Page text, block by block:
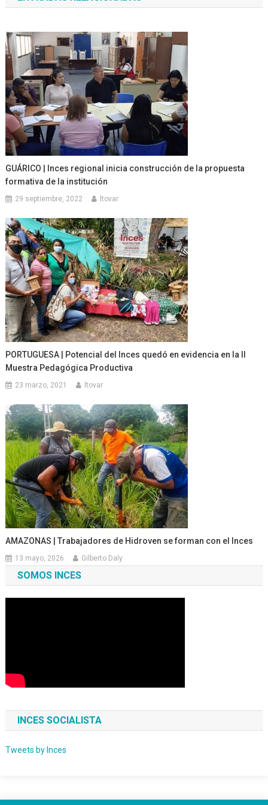
entradas
GUÁRICO | Inces regional inicia construcción de la propuesta
formativa de la institución
29 septiembre, 2022 ltovar
PORTUGUESA | Potencial del Inces quedó en evidencia en la II
Muestra Pedagógica Productiva
23 marzo, 2021 ltovar
AMAZONAS | Trabajadores de Hidroven se forman con el Inces
13 mayo, 2026 Gilberto Daly
SOMOS INCES
INCES SOCIALISTA
Tweets by Inces